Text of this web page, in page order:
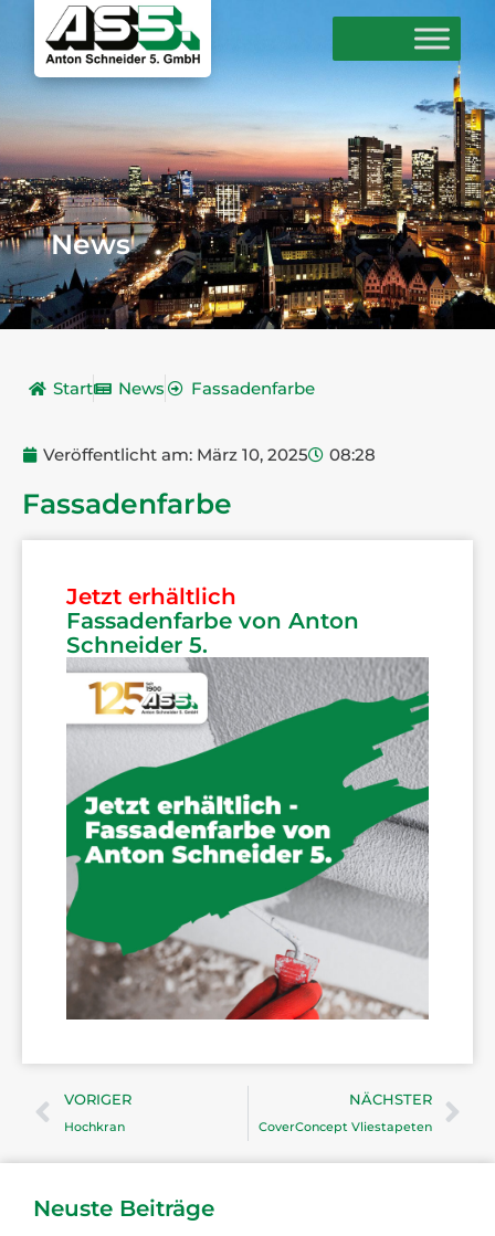
News
Start News Fassadenfarbe
Veröffentlicht am: März 10, 2025 08:28
Fassadenfarbe
Jetzt erhältlich
Fassadenfarbe von Anton
Schneider 5.
VORIGER
Hochkran
NÄCHSTER
CoverConcept Vliestapeten
Neuste Beiträge